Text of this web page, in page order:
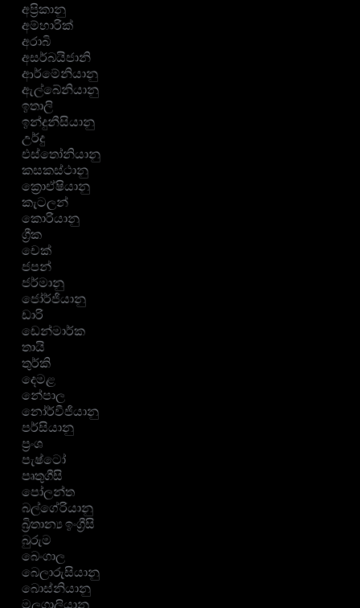
අප්‍රිකානු
අම්හාරික්
අරාබි
අසර්බයිජානි
ආර්මේනියානු
ඇල්බේනියානු
ඉතාලි
ඉන්දුනීසියානු
උර්දු
එස්තෝනියානු
කසකස්ථානු
ක්‍රොඒෂියානු
කැටලන්
කොරියානු
ග්‍රීක
චෙක්
ජපන්
ජර්මානු
ජෝර්ජියානු
ඩාරි
ඩෙන්මාර්ක
තායි
තුර්කි
දෙමළ
නේපාල
නෝර්වීජියානු
පර්සියානු
ප්‍රංශ
පැෂ්ටෝ
පෘතුගීසි
පෝලන්ත
බල්ගේරියානු
බ්‍රිතාන්‍ය ඉංග්‍රීසි
බුරුම
බෙංගාල
බෙලාරුසියානු
බොස්නියානු
මලගාලියානු